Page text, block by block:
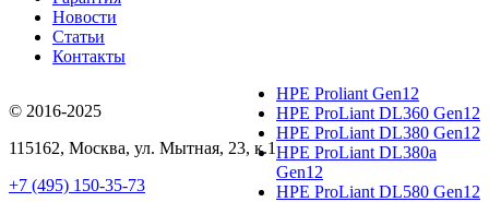
Новости
Статьи
Контакты
© 2016-2025
115162, Москва, ул. Мытная, 23, к.1
+7 (495) 150-35-73
HPE Proliant Gen12
HPE ProLiant DL360 Gen12
HPE ProLiant DL380 Gen12
HPE ProLiant DL380a
Gen12
HPE ProLiant DL580 Gen12